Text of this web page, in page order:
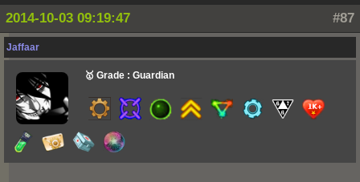
#87
2014-10-03 09:19:47
Jaffaar
🥇 Grade : Guardian